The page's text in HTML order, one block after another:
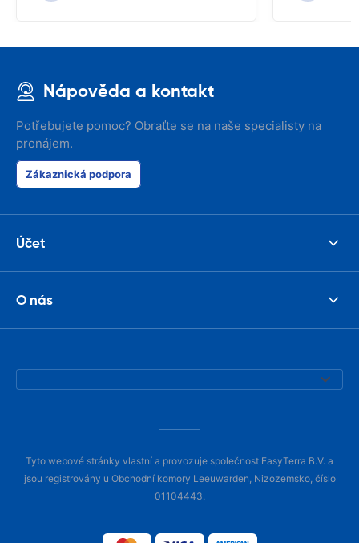
Nápověda a kontakt
Potřebujete pomoc? Obraťte se na naše specialisty na
pronájem.
Zákaznická podpora
Účet
O nás
Tyto webové stránky vlastní a provozuje společnost EasyTerra B.V. a
jsou registrovány u Obchodní komory Leeuwarden, Nizozemsko, číslo
01104443.